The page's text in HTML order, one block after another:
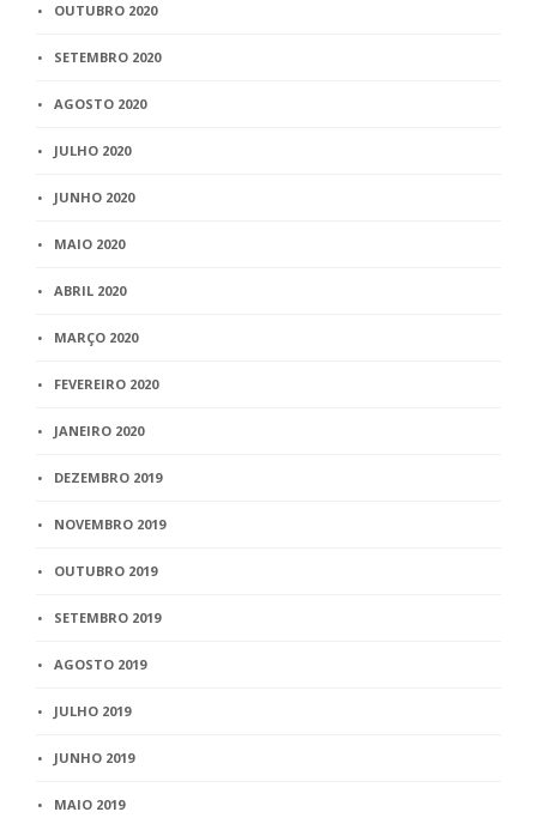
OUTUBRO 2020
SETEMBRO 2020
AGOSTO 2020
JULHO 2020
JUNHO 2020
MAIO 2020
ABRIL 2020
MARÇO 2020
FEVEREIRO 2020
JANEIRO 2020
DEZEMBRO 2019
NOVEMBRO 2019
OUTUBRO 2019
SETEMBRO 2019
AGOSTO 2019
JULHO 2019
JUNHO 2019
MAIO 2019